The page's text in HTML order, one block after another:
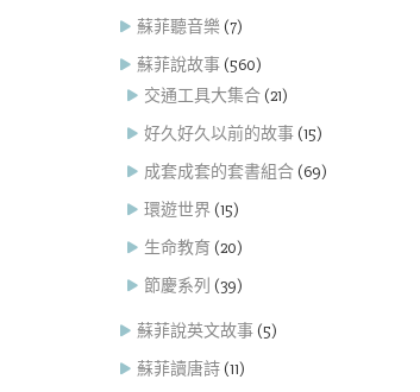
蘇菲聽音樂 (7)
蘇菲說故事 (560)
交通工具大集合 (21)
好久好久以前的故事 (15)
成套成套的套書組合 (69)
環遊世界 (15)
生命教育 (20)
節慶系列 (39)
蘇菲說英文故事 (5)
蘇菲讀唐詩 (11)